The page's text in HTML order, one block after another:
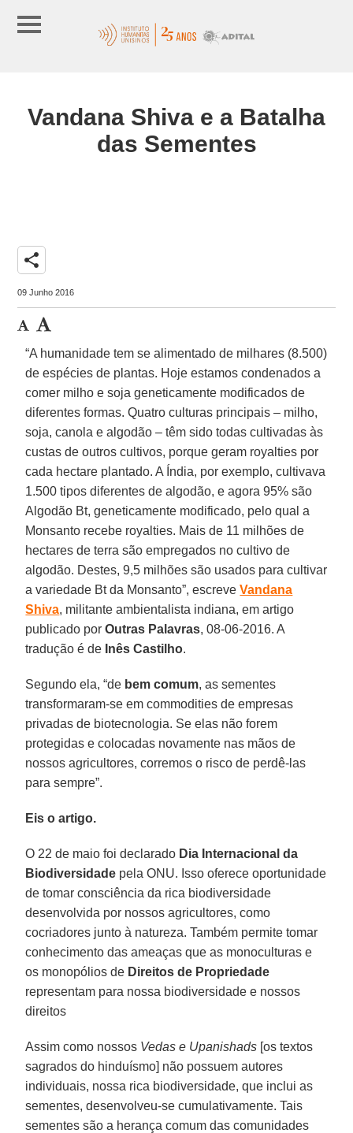
Vandana Shiva e a Batalha
das Sementes
share
09 Junho 2016
“A humanidade tem se alimentado de milhares (8.500)
de espécies de plantas. Hoje estamos condenados a
comer milho e soja geneticamente modificados de
diferentes formas. Quatro culturas principais – milho,
soja, canola e algodão – têm sido todas cultivadas às
custas de outros cultivos, porque geram royalties por
cada hectare plantado. A Índia, por exemplo, cultivava
1.500 tipos diferentes de algodão, e agora 95% são
Algodão Bt, geneticamente modificado, pelo qual a
Monsanto recebe royalties. Mais de 11 milhões de
hectares de terra são empregados no cultivo de
algodão. Destes, 9,5 milhões são usados para cultivar
a variedade Bt da Monsanto”, escreveVandana
Shiva, militante ambientalista indiana, em artigo
publicado porOutras Palavras, 08-06-2016. A
tradução é de Inês Castilho.
Segundo ela, “de bem comum, as sementes
transformaram-se em commodities de empresas
privadas de biotecnologia. Se elas não forem
protegidas e colocadas novamente nas mãos de
nossos agricultores, corremos o risco de perdê-las
para sempre”.
Eis o artigo.
O 22 de maio foi declarado Dia Internacional da
Biodiversidade pela ONU. Isso oferece oportunidade
de tomar consciência da rica biodiversidade
desenvolvida por nossos agricultores, como
cocriadores junto à natureza. Também permite tomar
conhecimento das ameaças que as monoculturas e
os monopólios de Direitos de Propriedade
representam para nossa biodiversidade e nossos
direitos
Assim como nossos Vedas e Upanishads [os textos
sagrados do hinduísmo] não possuem autores
individuais, nossa rica biodiversidade, que inclui as
sementes, desenvolveu-se cumulativamente. Tais
sementes são a herança comum das comunidades